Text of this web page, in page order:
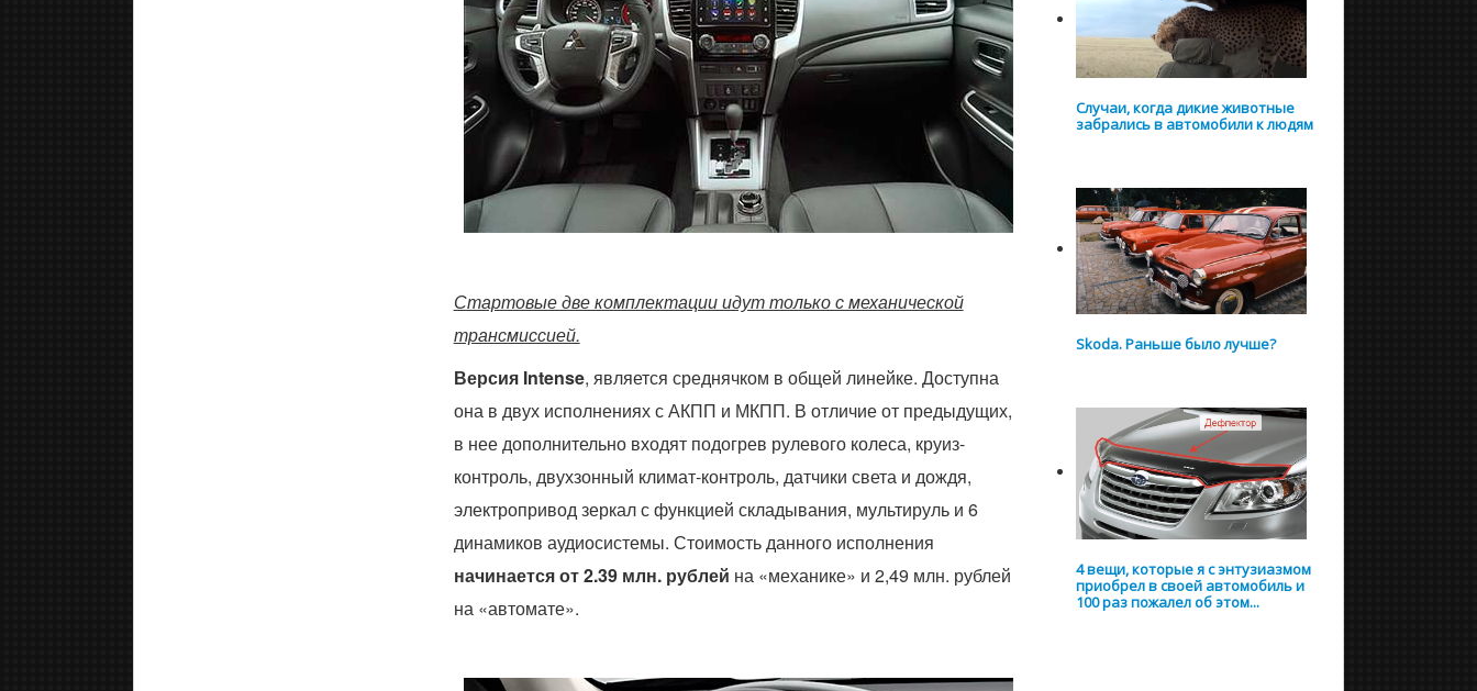
Стартовые две комплектации идут только с механической
трансмиссией.
Версия Intense, является среднячком в общей линейке. Доступна
она в двух исполнениях с АКПП и МКПП. В отличие от предыдущих,
в нее дополнительно входят подогрев рулевого колеса, круиз-
контроль, двухзонный климат-контроль, датчики света и дождя,
электропривод зеркал с функцией складывания, мультируль и 6
динамиков аудиосистемы. Стоимость данного исполнения
начинается от 2.39 млн. рублей на «механике» и 2,49 млн. рублей
на «автомате».
Случаи, когда дикие животные
забрались в автомобили к людям
Skoda. Раньше было лучше?
4 вещи, которые я с энтузиазмом
приобрел в своей автомобиль и
100 раз пожалел об этом...